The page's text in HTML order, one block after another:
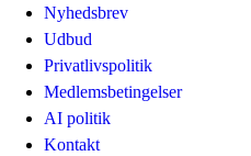
Nyhedsbrev
Udbud
Privatlivspolitik
Medlemsbetingelser
AI politik
Kontakt